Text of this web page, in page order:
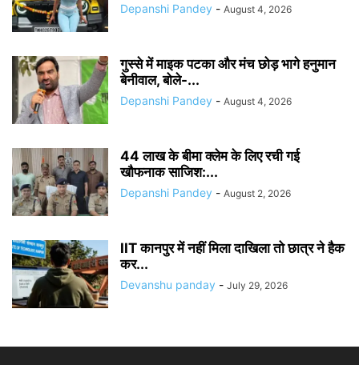
Depanshi Pandey - August 4, 2026
गुस्से में माइक पटका और मंच छोड़ भागे हनुमान
बेनीवाल, बोले-...
Depanshi Pandey - August 4, 2026
44 लाख के बीमा क्लेम के लिए रची गई
खौफनाक साजिश:...
Depanshi Pandey - August 2, 2026
IIT कानपुर में नहीं मिला दाखिला तो छात्र ने हैक
कर...
Devanshu panday - July 29, 2026